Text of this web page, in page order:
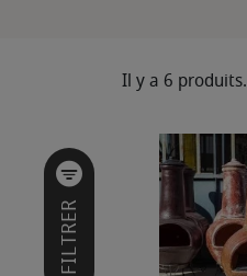
FILTRER
Il y a 6 produits.